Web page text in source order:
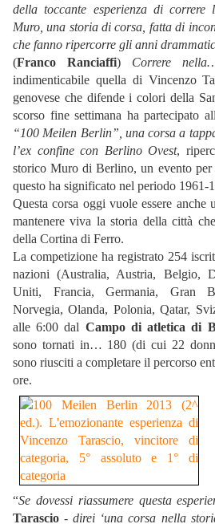
della toccante esperienza di correre
Muro, una storia di corsa, fatta di
che fanno ripercorre gli anni
(Franco Ranciaffi) Correre
indimenticabile quella di Vincenzo
genovese che difende i colori della
scorso fine settimana ha partecipato
“100 Meilen Berlin”, una corsa a
l’ex confine con Berlino Ovest,
storico Muro di Berlino, un evento per
questo ha significato nel periodo 1961-
Questa corsa oggi vuole essere anche
mantenere viva la storia della città
della Cortina di Ferro.
La competizione ha registrato 254
nazioni (Australia, Austria, Belgio,
Uniti, Francia, Germania, Gran
Norvegia, Olanda, Polonia, Qatar,
alle 6:00 dal Campo di atletica di
sono tornati in… 180 (di cui 22
sono riusciti a completare il percorso
ore.
“Se dovessi riassumere questa
Tarascio - direi ‘una corsa nella